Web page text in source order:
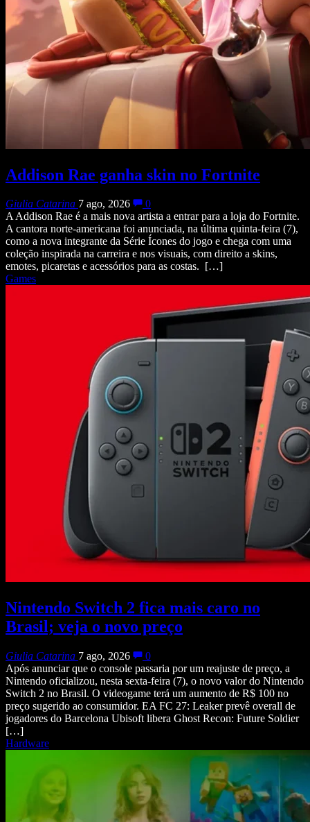
Addison Rae ganha skin no Fortnite
Giulia Catarina 7 ago, 2026
0
A Addison Rae é a mais nova artista a entrar para a loja do Fortnite.
A cantora norte-americana foi anunciada, na última quinta-feira (7),
como a nova integrante da Série Ícones do jogo e chega com uma
coleção inspirada na carreira e nos visuais, com direito a skins,
emotes, picaretas e acessórios para as costas. […]
Games
Nintendo Switch 2 fica mais caro no
Brasil; veja o novo preço
Giulia Catarina 7 ago, 2026
0
Após anunciar que o console passaria por um reajuste de preço, a
Nintendo oficializou, nesta sexta-feira (7), o novo valor do Nintendo
Switch 2 no Brasil. O videogame terá um aumento de R$ 100 no
preço sugerido ao consumidor. EA FC 27: Leaker prevê overall de
jogadores do Barcelona Ubisoft libera Ghost Recon: Future Soldier
[…]
Hardware